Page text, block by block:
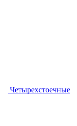
Четырехстоечные